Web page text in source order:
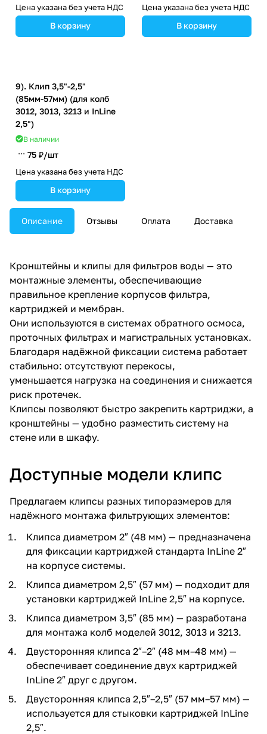
Цена указана без учета НДС
В корзину
Цена указана без учета НДС
В корзину
9). Клип 3,5"-2,5"
(85мм-57мм) (для колб
3012, 3013, 3213 и InLine
2,5")
В наличии
75 ₽/шт
Цена указана без учета НДС
В корзину
Описание Отзывы Оплата Доставка
Кронштейны и клипы для фильтров воды — это
монтажные элементы, обеспечивающие
правильное крепление корпусов фильтра,
картриджей и мембран.
Они используются в системах обратного осмоса,
проточных фильтрах и магистральных установках.
Благодаря надёжной фиксации система работает
стабильно: отсутствуют перекосы,
уменьшается нагрузка на соединения и снижается
риск протечек.
Клипсы позволяют быстро закрепить картриджи, а
кронштейны — удобно разместить систему на
стене или в шкафу.
Доступные модели клипс
Предлагаем клипсы разных типоразмеров для
надёжного монтажа фильтрующих элементов:
Клипса диаметром 2″ (48 мм) — предназначена
для фиксации картриджей стандарта InLine 2″
на корпусе системы.
Клипса диаметром 2,5″ (57 мм) — подходит для
установки картриджей InLine 2,5″ на корпусе.
Клипса диаметром 3,5″ (85 мм) — разработана
для монтажа колб моделей 3012, 3013 и 3213.
Двусторонняя клипса 2″–2″ (48 мм–48 мм) —
обеспечивает соединение двух картриджей
InLine 2″ друг с другом.
Двусторонняя клипса 2,5″–2,5″ (57 мм–57 мм) —
используется для стыковки картриджей InLine
2,5″.